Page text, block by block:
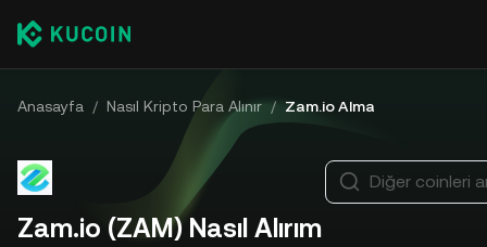
Anasayfa / Nasıl Kripto Para Alınır / Zam.io Alma
Zam.io (ZAM) Nasıl Alırım
Diğer coinleri